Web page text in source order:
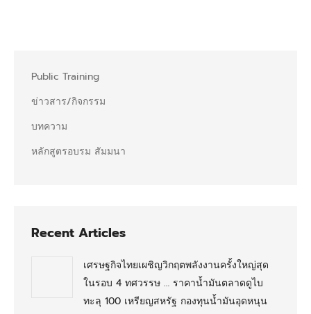
Public Training
ข่าวสาร/กิจกรรม
บทความ
หลักสูตรอบรม สัมมนา
Recent Articles
เศรษฐกิจไทยเผชิญวิกฤตพลังงานครั้งใหญ่สุด
ในรอบ 4 ทศวรรษ … ราคาน้ำมันตลาดดูไบ
ทะลุ 100 เหรียญสหรัฐ กองทุนน้ำมันอุดหนุน